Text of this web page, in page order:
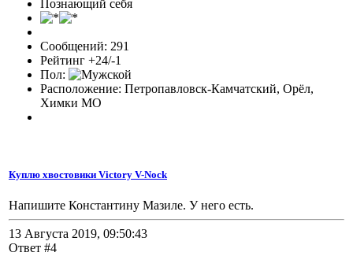
Познающий себя
Сообщений: 291
Рейтинг +24/-1
Пол:
Расположение: Петропавловск-Камчатский, Орёл,
Химки МО
Куплю хвостовики Victory V-Nock
Напишите Константину Мазиле. У него есть.
13 Августа 2019, 09:50:43
Ответ #4